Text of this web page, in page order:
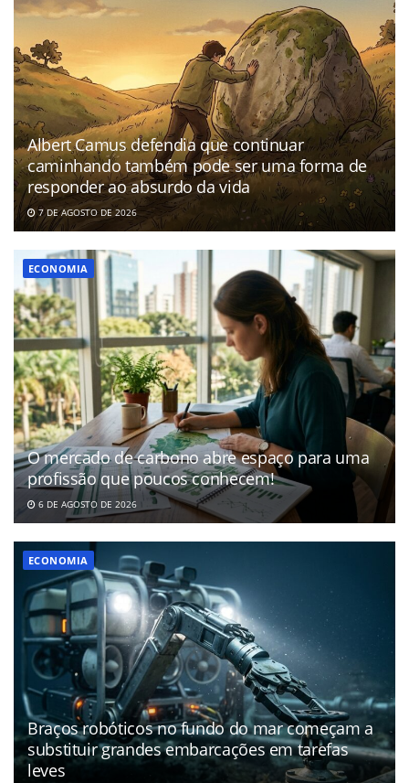
Albert Camus defendia que continuar
caminhando também pode ser uma forma de
responder ao absurdo da vida
7 DE AGOSTO DE 2026
ECONOMIA
O mercado de carbono abre espaço para uma
profissão que poucos conhecem!
6 DE AGOSTO DE 2026
ECONOMIA
Braços robóticos no fundo do mar começam a
substituir grandes embarcações em tarefas
leves